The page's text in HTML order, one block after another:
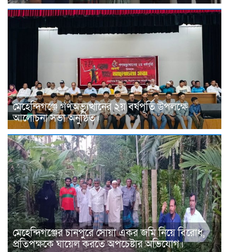
মেহেন্দিগঞ্জে গণঅভ্যুত্থানের ২য় বর্ষপূর্তি উপলক্ষে
আলোচনা সভা অনুষ্ঠিত।
মেহেন্দিগঞ্জের চানপুরে সোয়া একর জমি নিয়ে বিরোধ,
প্রতিপক্ষকে ঘায়েল করতে অপচেষ্টার অভিযোগ।